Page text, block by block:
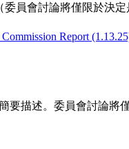
員會討論將僅限於決
Report
要描述。委員會討論